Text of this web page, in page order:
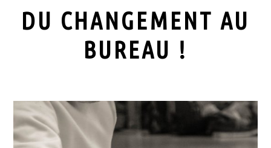
DU CHANGEMENT AU
BUREAU !